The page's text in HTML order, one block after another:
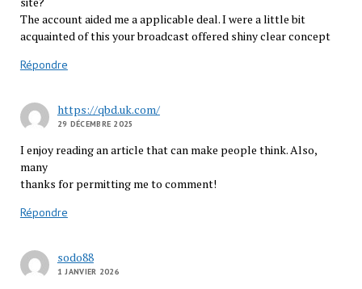
The account aided me a applicable deal. I were a little bit
acquainted of this your broadcast offered shiny clear concept
Répondre
https://qbd.uk.com/
29 DÉCEMBRE 2025
I enjoy reading an article that can make people think. Also,
many
thanks for permitting me to comment!
Répondre
sodo88
1 JANVIER 2026